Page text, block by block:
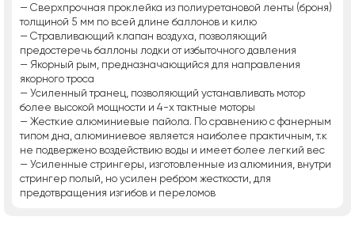
— Сверхпрочная проклейка из полиуретановой ленты (броня)
толщиной 5 мм по всей длине баллонов и килю
— Стравливающий клапан воздуха, позволяющий
предостеречь баллоны лодки от избыточного давления
— Якорный рым, предназначающийся для направления
якорного троса
— Усиленный транец, позволяющий устанавливать мотор
более высокой мощности и 4-х тактные моторы
— Жесткие алюминиевые пайола. По сравнению с фанерным
типом дна, алюминиевое является наиболее практичным, т.к
не подвержено воздействию воды и имеет более легкий вес
— Усиленные стрингеры, изготовленные из алюминия, внутри
стрингер полый, но усилен ребром жесткости, для
предотвращения изгибов и переломов